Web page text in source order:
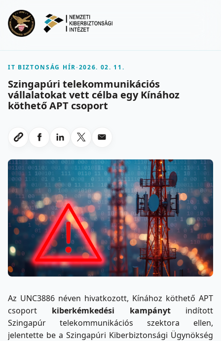
IT BIZTONSÁG HÍR-2026. 02. 11.
Szingapúri telekommunikációs
vállalatokat vett célba egy Kínához
köthető APT csoport
Link masolasa
Megosztas Facebookon
Megosztas LinkedInen
Megosztas X-en
Megosztas emailben
Az UNC3886 néven hivatkozott, Kínához köthető APT
csoport kiberkémkedési kampánytindított
Szingapúr telekommunikációs szektora ellen,
jelentette be a Szingapúri Kiberbiztonsági Ügynökség